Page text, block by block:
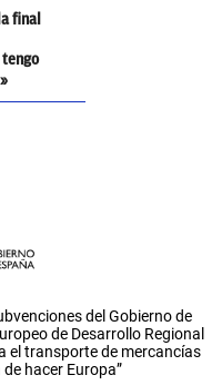
final
del Gobierno de
de Desarrollo Regional
el transporte de mercancías
hacer Europa”